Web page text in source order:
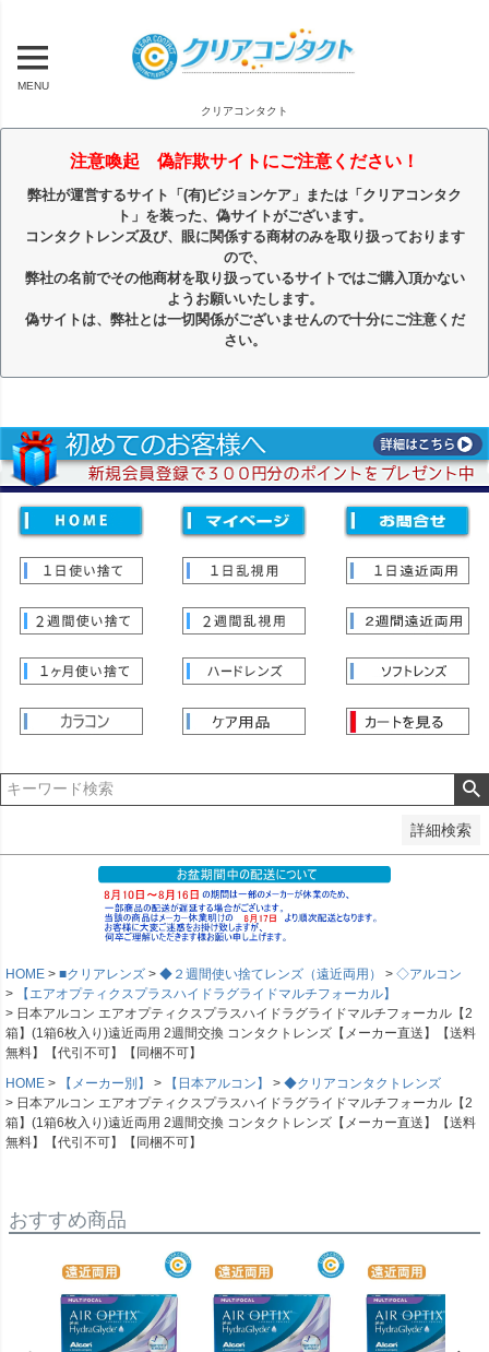
MENU
クリアコンタクト
注意喚起 偽詐欺サイトにご注意ください！
弊社が運営するサイト「(有)ビジョンケア」または「クリアコンタク
ト」を装った、偽サイトがございます。
コンタクトレンズ及び、眼に関係する商材のみを取り扱っております
ので、
弊社の名前でその他商材を取り扱っているサイトではご購入頂かない
ようお願いいたします。
偽サイトは、弊社とは一切関係がございませんので十分にご注意くだ
さい。
詳細検索
価格
〜
並び順
登録順
価格が高い順
レビュー順
キーワードヒット順
HOME ■クリアレンズ ◆２週間使い捨てレンズ（遠近両用）
◇アルコン
【エアオプティクスプラスハイドラグライドマルチフォーカル】
日本アルコン エアオプティクスプラスハイドラグライドマルチフォーカル【2
箱】(1箱6枚入り)遠近両用 2週間交換 コンタクトレンズ【メーカー直送】【送料
無料】【代引不可】【同梱不可】
HOME
【メーカー別】 【日本アルコン】
◆クリアコンタクトレンズ
日本アルコン エアオプティクスプラスハイドラグライドマルチフォーカル【2
箱】(1箱6枚入り)遠近両用 2週間交換 コンタクトレンズ【メーカー直送】【送料
無料】【代引不可】【同梱不可】
おすすめ商品